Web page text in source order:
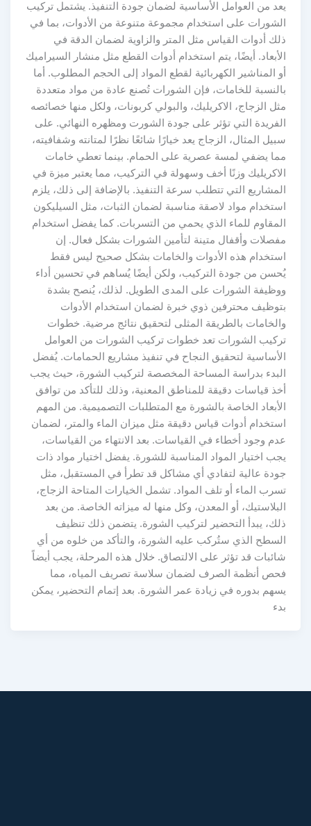
يعد من العوامل الأساسية لضمان جودة التنفيذ. يشتمل تركيب
الشورات على استخدام مجموعة متنوعة من الأدوات، بما في
ذلك أدوات القياس مثل المتر والزاوية لضمان الدقة في
الأبعاد. أيضًا، يتم استخدام أدوات القطع مثل منشار السيراميك
أو المناشير الكهربائية لقطع المواد إلى الحجم المطلوب. أما
بالنسبة للخامات، فإن الشورات تُصنع عادة من مواد متعددة
مثل الزجاج، الاكريليك، والبولي كربونات، ولكل منها خصائصه
الفريدة التي تؤثر على جودة الشورت ومظهره النهائي. على
سبيل المثال، الزجاج يعد خيارًا شائعًا نظرًا لمتانته وشفافيته،
مما يضفي لمسة عصرية على الحمام. بينما تعطي خامات
الاكريليك وزنًا أخف وسهولة في التركيب، مما يعتبر ميزة في
المشاريع التي تتطلب سرعة التنفيذ. بالإضافة إلى ذلك، يلزم
استخدام مواد لاصقة مناسبة لضمان الثبات، مثل السيليكون
المقاوم للماء الذي يحمي من التسربات. كما يفضل استخدام
مفصلات وأقفال متينة لتأمين الشورات بشكل فعال. إن
استخدام هذه الأدوات والخامات بشكل صحيح ليس فقط
يُحسن من جودة التركيب، ولكن أيضًا يُساهم في تحسين أداء
ووظيفة الشورات على المدى الطويل. لذلك، يُنصح بشدة
بتوظيف محترفين ذوي خبرة لضمان استخدام الأدوات
والخامات بالطريقة المثلى لتحقيق نتائج مرضية. خطوات
تركيب الشورات تعد خطوات تركيب الشورات من العوامل
الأساسية لتحقيق النجاح في تنفيذ مشاريع الحمامات. يُفضل
البدء بدراسة المساحة المخصصة لتركيب الشورة، حيث يجب
أخذ قياسات دقيقة للمناطق المعنية، وذلك للتأكد من توافق
الأبعاد الخاصة بالشورة مع المتطلبات التصميمية. من المهم
استخدام أدوات قياس دقيقة مثل ميزان الماء والمتر، لضمان
عدم وجود أخطاء في القياسات. بعد الانتهاء من القياسات،
يجب اختيار المواد المناسبة للشورة. يفضل اختيار مواد ذات
جودة عالية لتفادي أي مشاكل قد تطرأ في المستقبل، مثل
تسرب الماء أو تلف المواد. تشمل الخيارات المتاحة الزجاج،
البلاستيك، أو المعدن، وكل منها له ميزاته الخاصة. من بعد
ذلك، يبدأ التحضير لتركيب الشورة. يتضمن ذلك تنظيف
السطح الذي ستُركب عليه الشورة، والتأكد من خلوه من أي
شائبات قد تؤثر على الالتصاق. خلال هذه المرحلة، يجب أيضاً
فحص أنظمة الصرف لضمان سلاسة تصريف المياه، مما
يسهم بدوره في زيادة عمر الشورة. بعد إتمام التحضير، يمكن
بدء